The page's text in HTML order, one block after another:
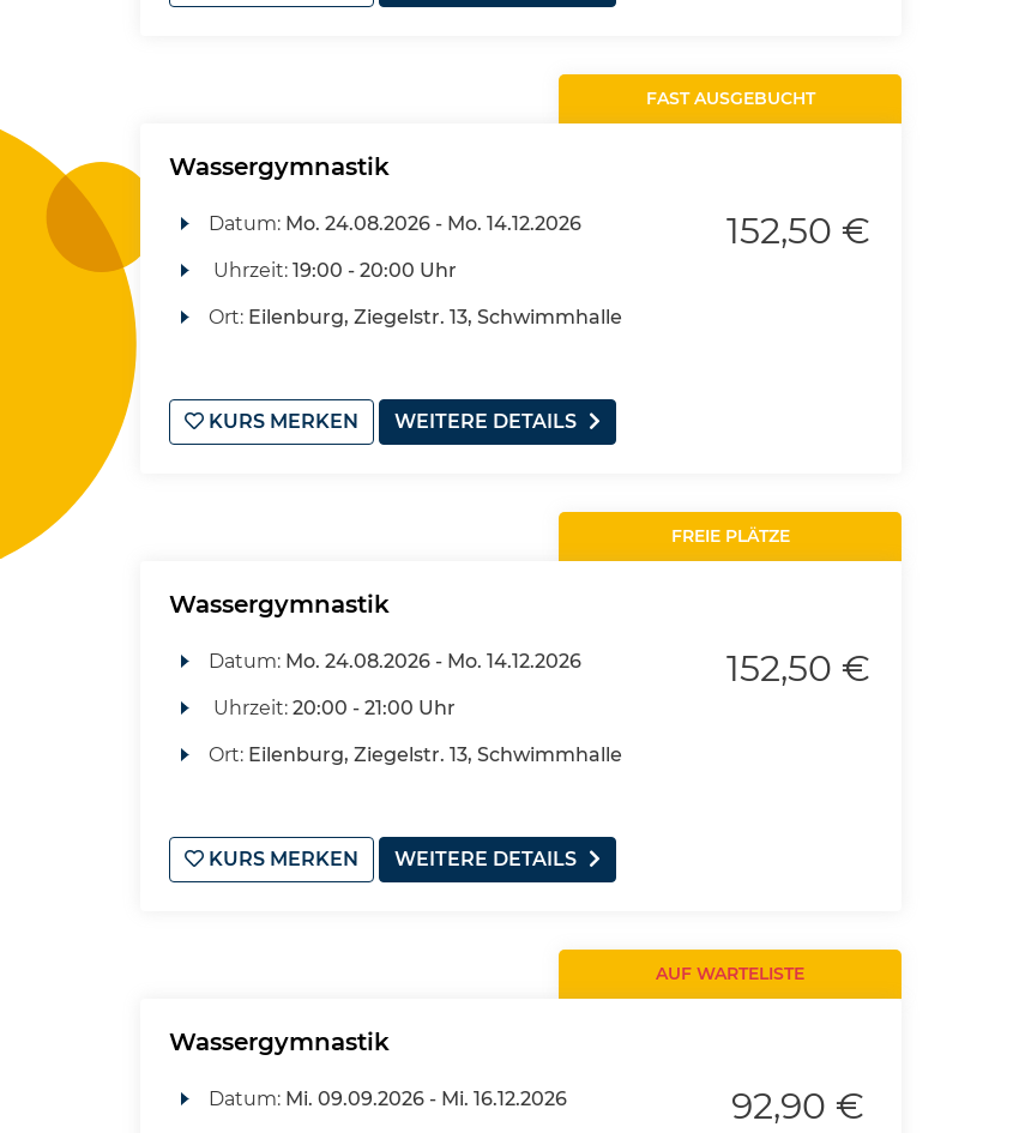
FAST AUSGEBUCHT
Wassergymnastik
Datum: Mo. 24.08.2026 - Mo. 14.12.2026
Uhrzeit: 19:00 - 20:00 Uhr
Ort: Eilenburg, Ziegelstr. 13, Schwimmhalle
152,50 €
KURS MERKEN WEITERE DETAILS
FREIE PLÄTZE
Wassergymnastik
Datum: Mo. 24.08.2026 - Mo. 14.12.2026
Uhrzeit: 20:00 - 21:00 Uhr
Ort: Eilenburg, Ziegelstr. 13, Schwimmhalle
152,50 €
KURS MERKEN WEITERE DETAILS
AUF WARTELISTE
Wassergymnastik
Datum: Mi. 09.09.2026 - Mi. 16.12.2026 92,90 €